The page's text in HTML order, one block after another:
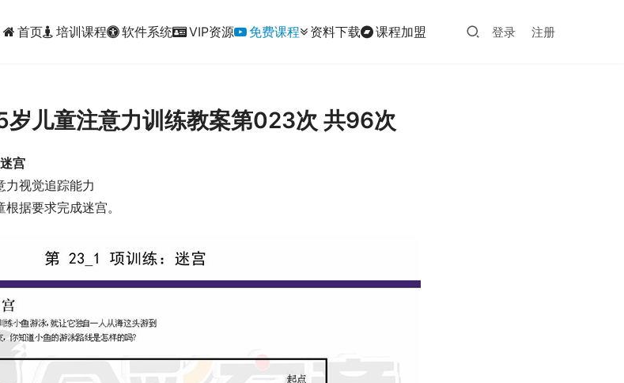
首页 培训课程 软件系统 VIP资源 免费课程 资料下载 课程加盟 登录 注册
岁儿童注意力训练教案第023次 共96次
宫
力视觉追踪能力
据要求完成迷宫。